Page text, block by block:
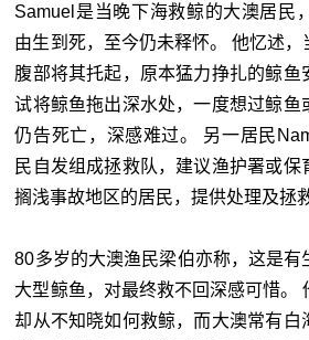
Samuel是当晚下海救鲸的大澳居民
由生到死，至今仍未释怀。 他忆述
腹部将其托起，原本猛力挣扎的鲸鱼
试将鲸鱼拖出深水处，一度想过鲸鱼
仍告死亡，深感难过。 另一居民
民自发组成拯救队，建议渔护署或保
搁浅事故地区的居民，提供处理及拯
80多岁的大澳渔民梁伯亦称，这是有
大型鲸鱼，对最终救不回深感可惜。
却从不知晓如何救鲸，而大澳常有白